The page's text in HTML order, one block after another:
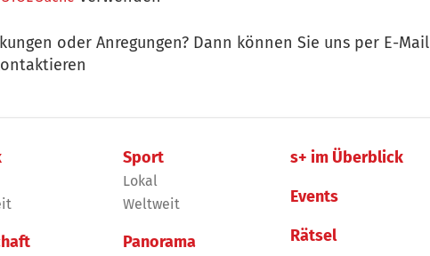
oder Anregungen? Dann können Sie uns per E-Mail
Sport
Lokal
Weltweit
Panorama
s+ im Überblick
Events
Rätsel